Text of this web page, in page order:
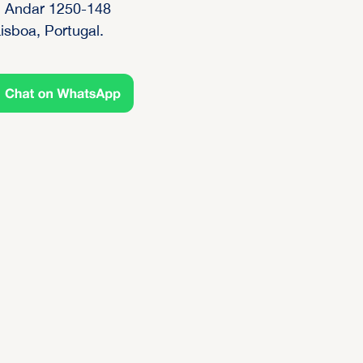
Andar 1250-148
Portugal.